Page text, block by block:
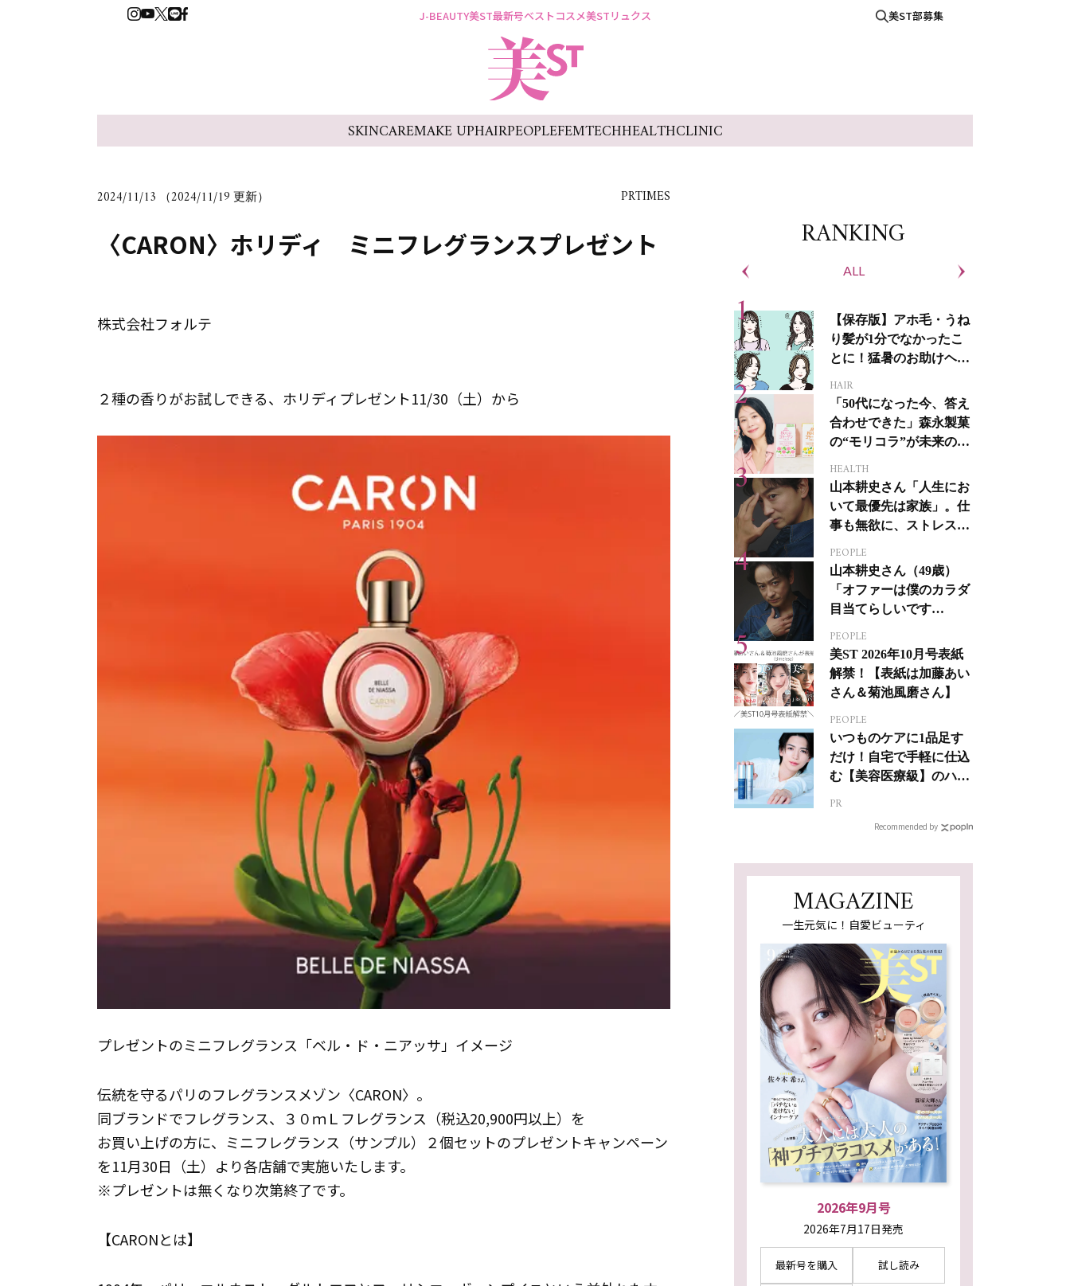
J-BEAUTY美ST最新号ベストコスメ美STリュクス 美ST部募集
SKINCAREMAKE UPHAIRPEOPLEFEMTECHHEALTHCLINIC
2024/11/13 （2024/11/19 更新） PRTIMES
〈CARON〉ホリディ ミニフレグランスプレゼント
株式会社フォルテ
２種の香りがお試しできる、ホリディプレゼント11/30（土）から
プレゼントのミニフレグランス「ベル・ド・ニアッサ」イメージ
伝統を守るパリのフレグランスメゾン〈CARON〉。
同ブランドでフレグランス、３０ｍＬフレグランス（税込20,900円以上）を
お買い上げの方に、ミニフレグランス（サンプル）２個セットのプレゼントキャンペーン
を11月30日（土）より各店舗で実施いたします。
※プレゼントは無くなり次第終了です。
【CARONとは】
RANKING
ALL
【保存版】アホ毛・うね
り髪が1分でなかったこ
とに！猛暑のお助けヘア
HAIR
「50代になった今、答え
合わせできた」森永製菓
の“モリコラ”が未来のキ
HEALTH
山本耕史さん「人生にお
いて最優先は家族」。仕
事も無欲に、ストレスを
PEOPLE
山本耕史さん（49歳）
「オファーは僕のカラダ
目当てらしいです
ジカルへの挑戦
PEOPLE
美ST 2026年10月号表紙
解禁！【表紙は加藤あい
さん＆菊池風磨さん】
PEOPLE
いつものケアに1品足す
だけ！自宅で手軽に仕込
む【美容医療級】のハリ
PR
Recommended by
MAGAZINE
一生元気に！自愛ビューティ
2026年9月号
2026年7月17日発売
最新号を購入 試し読み